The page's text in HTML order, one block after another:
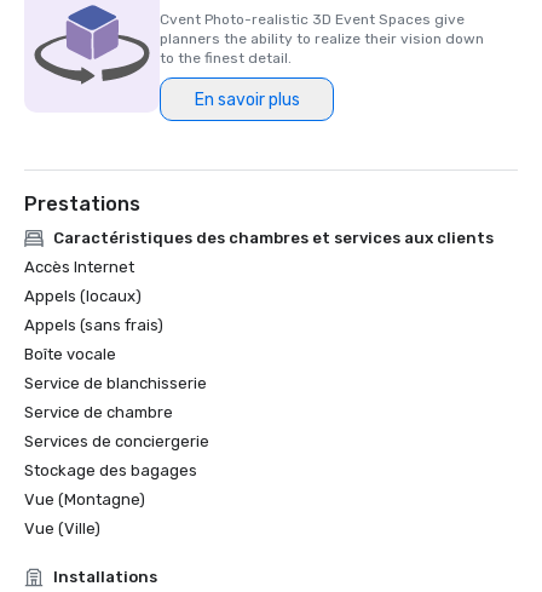
Cvent Photo-realistic 3D Event Spaces give
planners the ability to realize their vision down
to the finest detail.
En savoir plus
Prestations
Caractéristiques des chambres et services aux clients
Accès Internet
Appels (locaux)
Appels (sans frais)
Boîte vocale
Service de blanchisserie
Service de chambre
Services de conciergerie
Stockage des bagages
Vue (Montagne)
Vue (Ville)
Installations